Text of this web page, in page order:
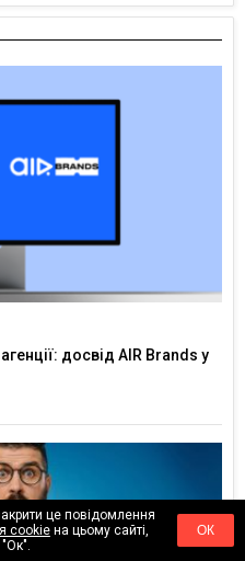
досвід AIR Brands у
це повідомлення
cookieна цьому сайті,
"Ок".
ОК